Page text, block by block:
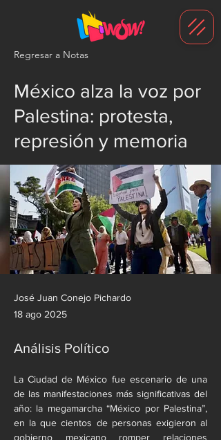
Regresar a Notas
México alza la voz por
Palestina: protesta,
represión y memoria
José Juan Conejo Pichardo
18 ago 2025
Análisis Político
La Ciudad de México fue escenario de una
de las manifestaciones más significativas del
año: la megamarcha “México por Palestina”,
en la que cientos de personas exigieron al
gobierno mexicano romper relaciones